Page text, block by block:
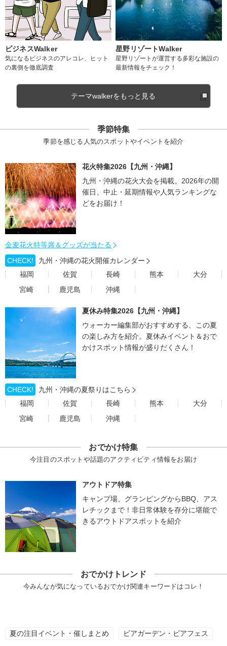
ビジネスWalker
気になるビジネスのアレコレ、ヒット
の裏側を徹底調査
星野リゾートWalker
星野リゾートが運営する多彩な施設の
最新情報をチェック！
テーマwalkerをもっと見る
季節特集
季節を感じる人気のスポットやイベントを紹介
花火特集2026【九州・沖縄】
九州・沖縄の花火大会を掲載。2026年の開
催日、中止・延期情報や人気ランキングな
どをお届け！
金麦花火特等席＆グッズが当たる
CHECK!
九州・沖縄の花火開催カレンダー
福岡
佐賀 長崎 熊本
大分
宮崎
鹿児島 沖縄
夏休み特集2026【九州・沖縄】
ウォーカー編集部がおすすめする、この夏
の楽しみ方を紹介。夏休みイベント＆おで
かけスポット情報が盛りだくさん！
CHECK!
九州・沖縄の夏祭りはこちら
福岡
佐賀 長崎 熊本
大分
宮崎
鹿児島 沖縄
おでかけ特集
今注目のスポットや話題のアクティビティ情報をお届け
アウトドア特集
キャンプ場、グランピングからBBQ、アス
レチックまで！非日常体験を存分に堪能で
きるアウトドアスポットを紹介
おでかけトレンド
今みんなが気になっているおでかけ関連キーワードはコレ！
夏の注目イベント・催しまとめ ビアガーデン・ビアフェス